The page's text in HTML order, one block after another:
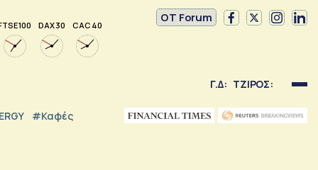
100 DAX 30 CAC 40
OT Forum
Γ.Δ: ΤΖΙΡΟΣ:
#καφές